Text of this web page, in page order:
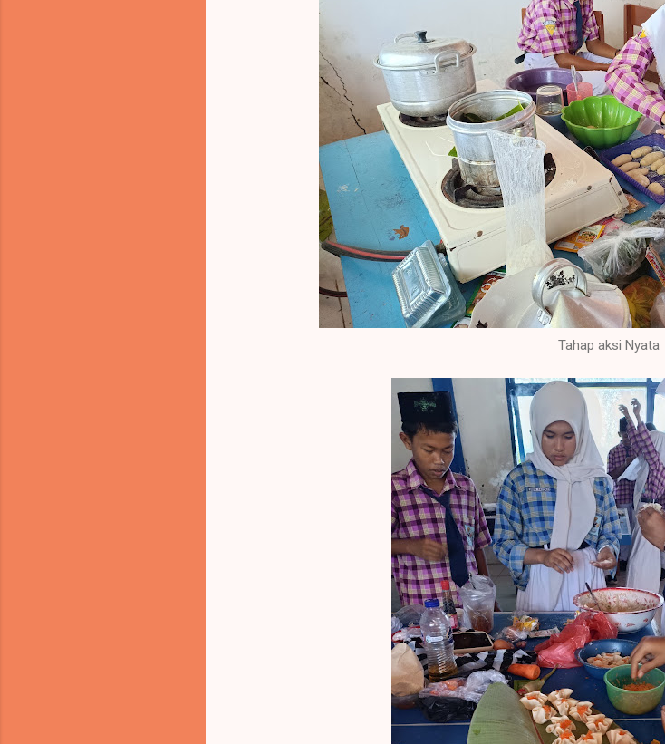
Tahap aksi Nyata